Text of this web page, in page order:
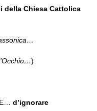
della Chiesa Cattolica
)
d’ignorare